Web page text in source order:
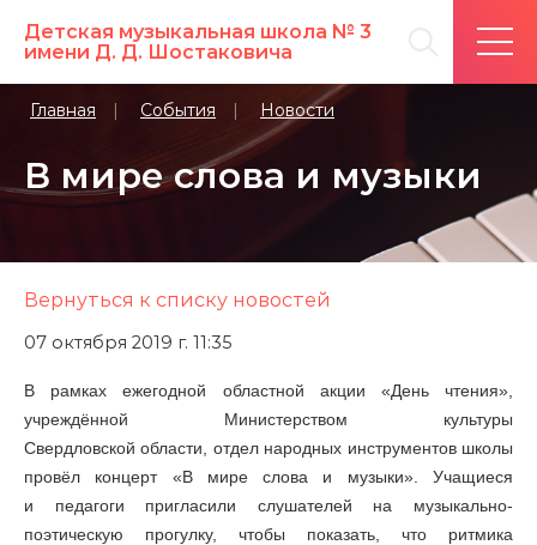
Детская музыкальная школа № 3
имени Д. Д. Шостаковича
Главная События Новости
В мире слова и музыки
Вернуться к списку новостей
07 октября 2019 г. 11:35
В рамках ежегодной областной акции «День чтения»,
учреждённой Министерством культуры
Свердловской области, отдел народных инструментов школы
провёл концерт «В мире слова и музыки». Учащиеся
и педагоги пригласили слушателей на музыкально-
поэтическую прогулку, чтобы показать, что ритмика